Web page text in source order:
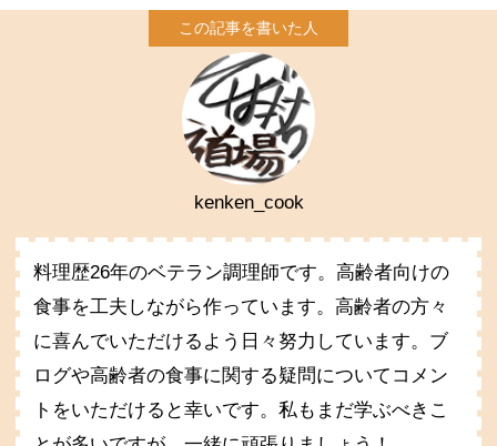
kenken_cook
料理歴26年のベテラン調理師です。高齢者向けの
食事を工夫しながら作っています。高齢者の方々
に喜んでいただけるよう日々努力しています。ブ
ログや高齢者の食事に関する疑問についてコメン
トをいただけると幸いです。私もまだ学ぶべきこ